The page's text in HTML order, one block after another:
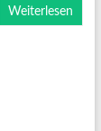
Weiterlesen